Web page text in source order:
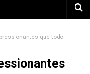
que todo